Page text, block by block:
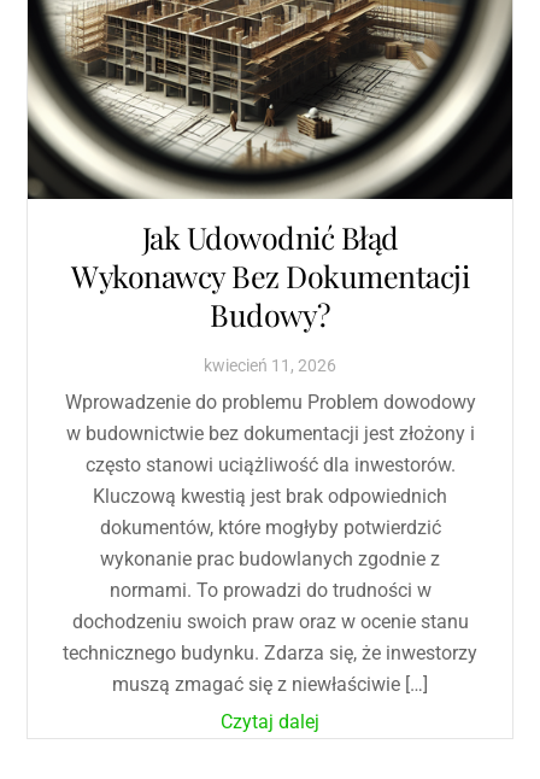
Jak Udowodnić Błąd
Wykonawcy Bez Dokumentacji
Budowy?
kwiecień 11 , 2026
Wprowadzenie do problemu Problem dowodowy
w budownictwie bez dokumentacji jest złożony i
często stanowi uciążliwość dla inwestorów.
Kluczową kwestią jest brak odpowiednich
dokumentów, które mogłyby potwierdzić
wykonanie prac budowlanych zgodnie z
normami. To prowadzi do trudności w
dochodzeniu swoich praw oraz w ocenie stanu
technicznego budynku. Zdarza się, że inwestorzy
muszą zmagać się z niewłaściwie […]
Czytaj dalej